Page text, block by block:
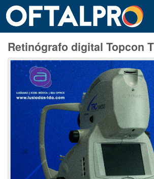
Retinógrafo digital Topcon